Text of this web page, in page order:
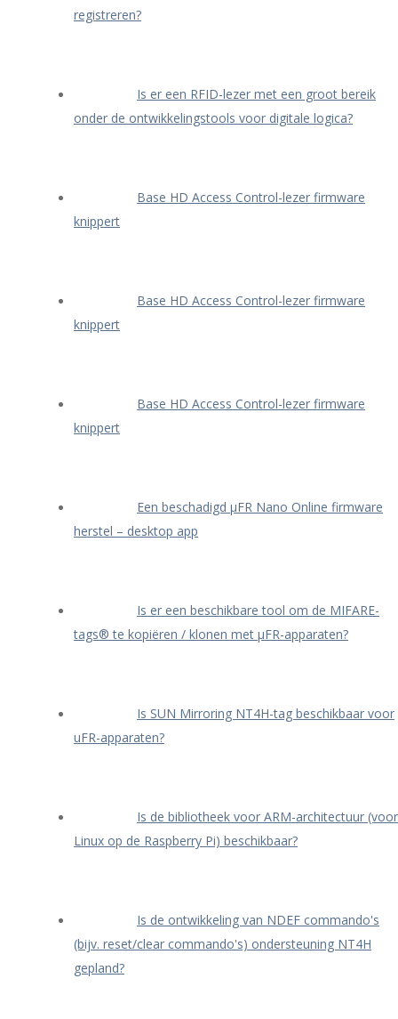
registreren?
Is er een RFID-lezer met een groot bereik
onder de ontwikkelingstools voor digitale logica?
Base HD Access Control-lezer firmware
knippert
Base HD Access Control-lezer firmware
knippert
Base HD Access Control-lezer firmware
knippert
Een beschadigd μFR Nano Online firmware
herstel – desktop app
Is er een beschikbare tool om de MIFARE-
tags® te kopiëren / klonen met μFR-apparaten?
Is SUN Mirroring NT4H-tag beschikbaar voor
uFR-apparaten?
Is de bibliotheek voor ARM-architectuur (voor
Linux op de Raspberry Pi) beschikbaar?
Is de ontwikkeling van NDEF commando's
(bijv. reset/clear commando's) ondersteuning NT4H
gepland?